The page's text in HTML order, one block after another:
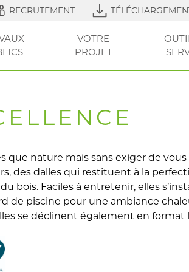
RECRUTEMENT
VOTRE
PROJET
que nature mais sans exiger de
des dalles qui restituent à la
bois. Faciles à entretenir, elles
de piscine pour une ambiance
se déclinent également en format